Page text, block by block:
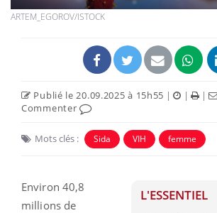
ARTEM_EGOROV/ISTOCK
Publié le 20.09.2025 à 15h55 | | |
Commenter
Mots clés : Sida VIH femme
L'ESSENTIEL
Environ 40,8
millions de